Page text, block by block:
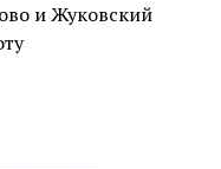
и Жуковский